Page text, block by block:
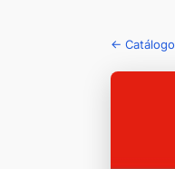
← Catálogo